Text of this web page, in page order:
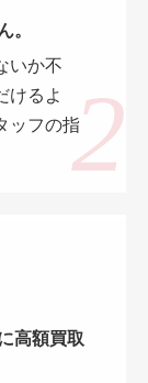
。
いか不
けるよ
ッフの指
高額買取